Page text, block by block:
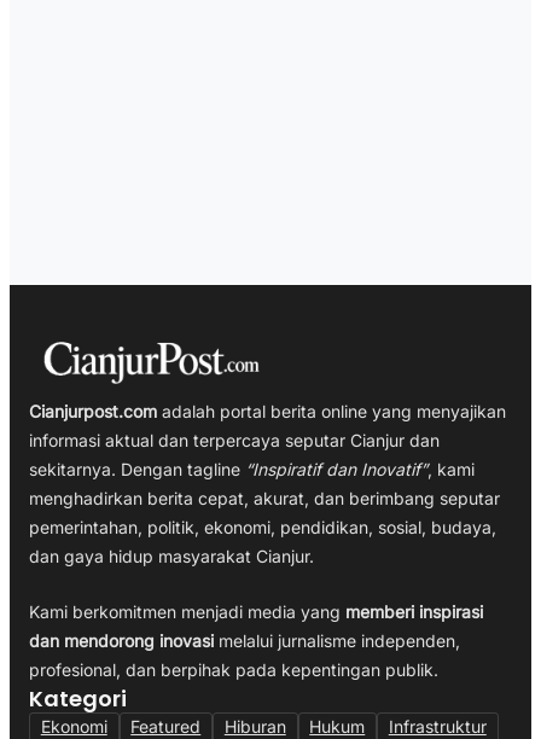
Cianjurpost.com adalah portal berita online yang menyajikan
informasi aktual dan terpercaya seputar Cianjur dan
sekitarnya. Dengan tagline “Inspiratif dan Inovatif”, kami
menghadirkan berita cepat, akurat, dan berimbang seputar
pemerintahan, politik, ekonomi, pendidikan, sosial, budaya,
dan gaya hidup masyarakat Cianjur.
Kami berkomitmen menjadi media yang memberi inspirasi
dan mendorong inovasi melalui jurnalisme independen,
profesional, dan berpihak pada kepentingan publik.
Kategori
Ekonomi Featured Hiburan Hukum
Infrastruktur